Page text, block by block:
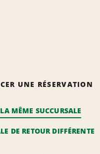
UNE RÉSERVATION
MÊME SUCCURSALE
DE RETOUR DIFFÉRENTE